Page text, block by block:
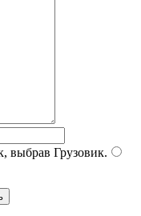
выбрав Грузовик.